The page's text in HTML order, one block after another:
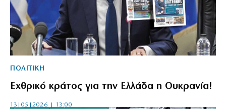
ΠΟΛΙΤΙΚΗ
Εχθρικό κράτος για την Ελλάδα η Ουκρανία!
13|05|2026 | 13:00